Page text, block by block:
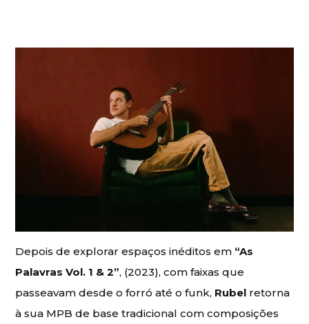
Depois de explorar espaços inéditos em “As
Palavras Vol. 1 & 2”, (2023), com faixas que
passeavam desde o forró até o funk, Rubel retorna
à sua MPB de base tradicional com composições